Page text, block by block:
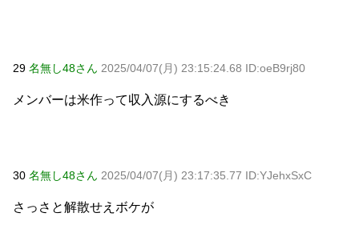
29 名無し48さん 2025/04/07(月) 23:15:24.68 ID:oeB9rj80
メンバーは米作って収入源にするべき
30 名無し48さん 2025/04/07(月) 23:17:35.77 ID:YJehxSxC
さっさと解散せえボケが